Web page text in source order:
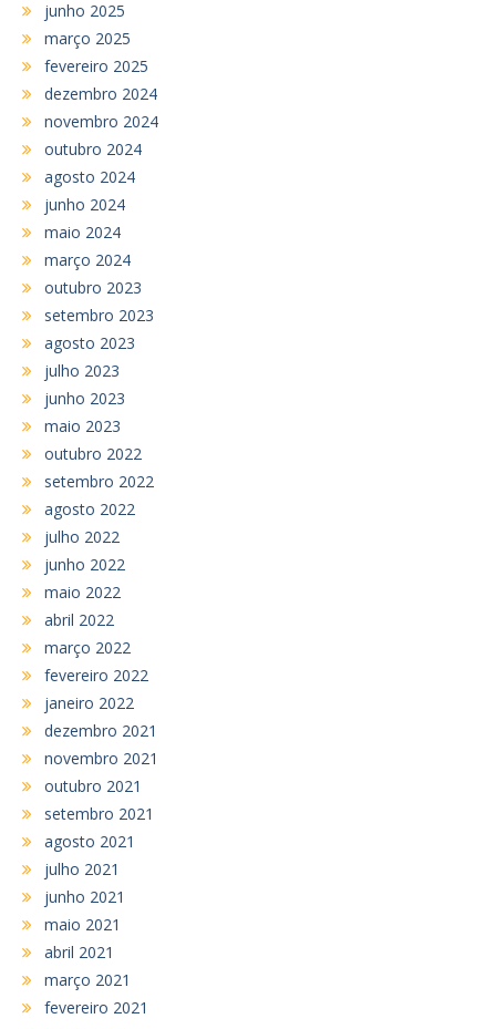
junho 2025
março 2025
fevereiro 2025
dezembro 2024
novembro 2024
outubro 2024
agosto 2024
junho 2024
maio 2024
março 2024
outubro 2023
setembro 2023
agosto 2023
julho 2023
junho 2023
maio 2023
outubro 2022
setembro 2022
agosto 2022
julho 2022
junho 2022
maio 2022
abril 2022
março 2022
fevereiro 2022
janeiro 2022
dezembro 2021
novembro 2021
outubro 2021
setembro 2021
agosto 2021
julho 2021
junho 2021
maio 2021
abril 2021
março 2021
fevereiro 2021